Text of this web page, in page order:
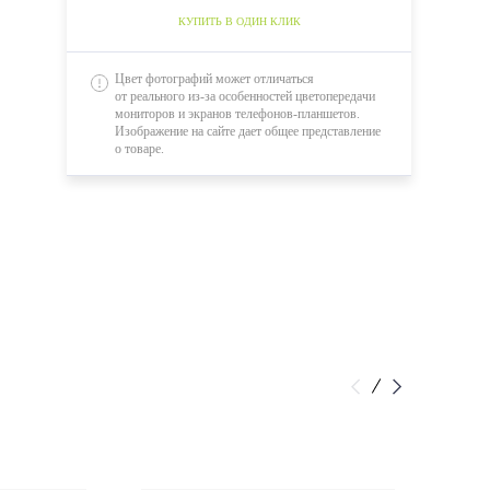
КУПИТЬ В ОДИН КЛИК
Цвет фотографий может отличаться
от реального из-за особенностей цветопередачи
мониторов и экранов телефонов-планшетов.
Изображение на сайте дает общее представление
о товаре.